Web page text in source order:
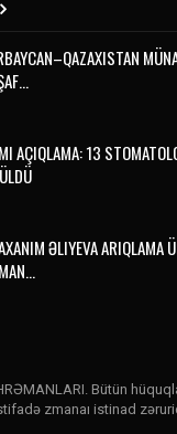
AÇIQLAMA: 13
ƏLIYEVA ARIQLAMA
Bütün
zmanaı istinad